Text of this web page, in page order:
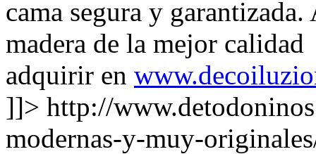
cama segura y
madera de la mejor
adquirir en
]]> http://
modernas-y-muy-